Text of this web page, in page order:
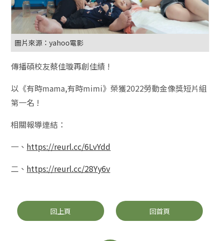
圖片來源：yahoo電影
傳播碩校友蔡佳璇再創佳績 !
以《有時mama,有時mimi》榮獲2022勞動金像獎短片組
第一名 !
相關報導連結：
一、 https://reurl.cc/6LvYdd
二、 https://reurl.cc/28Yy6v
回上頁 回首頁